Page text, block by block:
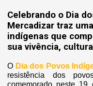
Celebrando o Dia
Mercadizar traz
indígenas que
sua vivência,
O Dia dos Povos
resistência dos
comemorado neste